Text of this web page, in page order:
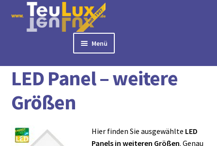
Navigation
springen
Inhalt
springen
Menü
► LED PANELS
► DOWNLIGHTS
► TISCHLEUCHTEN
LED Panel – weitere
Größen
Hier finden Sie ausgewählte LED
Panels in weiteren Größen. Genau